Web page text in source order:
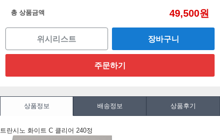
총 상품금액 49,500원
위시리스트
상품정보 배송정보 상품후기
트란시노 화이트 C 클리어 240정